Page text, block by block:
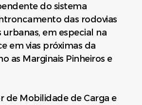
do sistema
das rodovias
em especial na
em vias próximas da
as Marginais Pinheiros e
de Mobilidade de Carga e